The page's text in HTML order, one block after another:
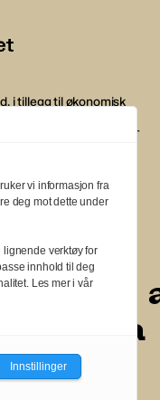
i tillegg til økonomisk
og
og Vær Varsom-
a
a
vi informasjon fra
deg mot dette under
lignende verktøy for
innhold til deg
Les mer i vår
Innstillinger